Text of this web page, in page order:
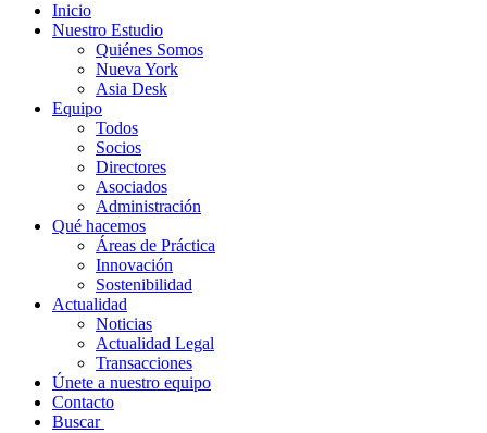
Inicio
Nuestro Estudio
Quiénes Somos
Nueva York
Asia Desk
Equipo
Todos
Socios
Directores
Asociados
Administración
Qué hacemos
Áreas de Práctica
Innovación
Sostenibilidad
Actualidad
Noticias
Actualidad Legal
Transacciones
Únete a nuestro equipo
Contacto
Buscar